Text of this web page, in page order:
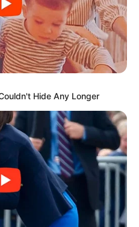
hannahstocking)
anjing terheran-heran
Hide Any Longer